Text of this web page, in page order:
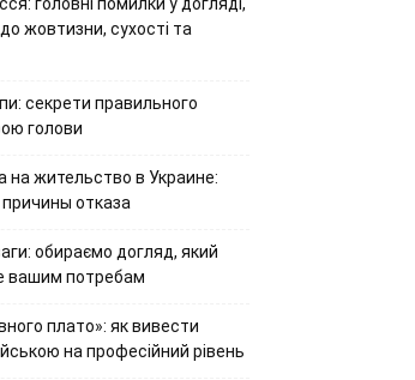
жовтизни, сухості та
секрети правильного
голови
на жительство в Украине:
отказа
обираємо догляд, який
вашим потребам
плато»: як вивести
на професійний рівень